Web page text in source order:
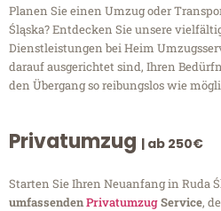
Planen Sie einen Umzug oder
Śląska? Entdecken Sie unsere
Dienstleistungen bei Heim
darauf ausgerichtet sind, Ihren
den Übergang so reibungslos wie
Privatumzug | ab 250€
Starten Sie Ihren Neuanfang in Ruda
umfassendenPrivatumzugService,